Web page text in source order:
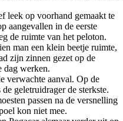
leek op voorhand gemaakt te
aangevallen in de eerste
de ruimte van het peloton.
man een klein beetje ruimte,
zijn zinnen gezet op de
dag werken.
verwachte aanval. Op de
geletruidrager de sterkste.
passen na de versnelling
kon niet mee.